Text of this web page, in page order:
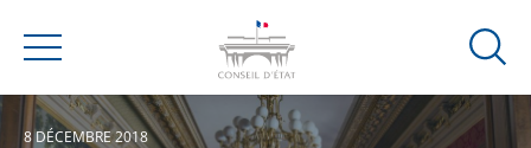
Menu
Ouvrir
8 DÉCEMBRE 2018